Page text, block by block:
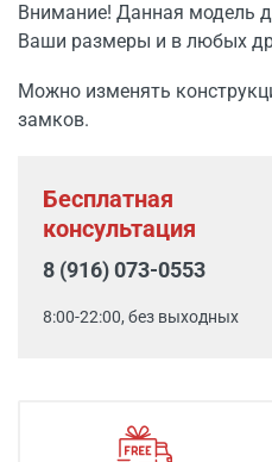
Внимание! Данная модель
Ваши размеры и в любых
Можно изменять
замков.
Бесплатная
консультация
8 (916) 073-0553
8:00-22:00, без выходных